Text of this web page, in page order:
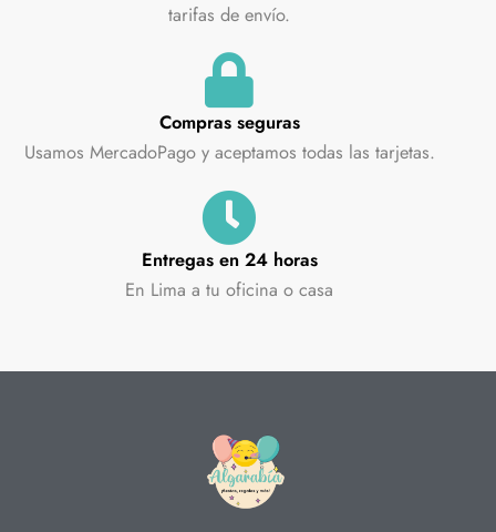
tarifas de envío.
Compras seguras
Usamos MercadoPago y aceptamos todas las tarjetas.
Entregas en 24 horas
En Lima a tu oficina o casa